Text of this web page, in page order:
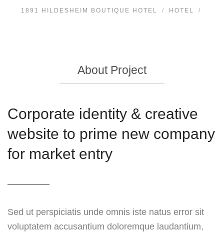
1891 HILDESHEIM BOUTIQUE HOTEL HOTEL
About Project
Corporate identity & creative
website to prime new company
for market entry
Sed ut perspiciatis unde omnis iste natus error sit
voluptatem accusantium doloremque laudantium,